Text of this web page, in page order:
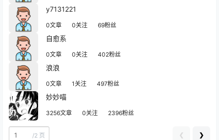
y7131221
0文章 0关注 69粉丝
自愈系
0文章 0关注 402粉丝
浪浪
0文章 1关注 497粉丝
妙妙喵
3256文章 0关注 2396粉丝
/2 页 ❮ ❯